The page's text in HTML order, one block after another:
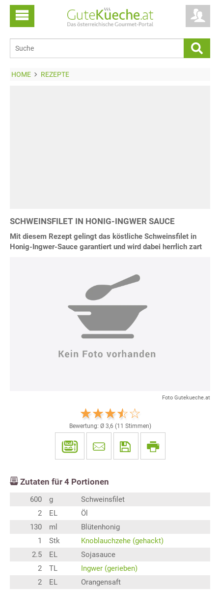
HOME REZEPTE
SCHWEINSFILET IN HONIG-INGWER SAUCE
Mit diesem Rezept gelingt das köstliche Schweinsfilet in
Honig-Ingwer-Sauce garantiert und wird dabei herrlich zart
Foto Gutekueche.at
Bewertung: Ø 3,6 (11 Stimmen)
Zutaten für 4 Portionen
600 g
Schweinsfilet
2
EL
Öl
130
ml
Blütenhonig
1
Stk
Knoblauchzehe (gehackt)
2.5
EL
Sojasauce
2
TL
Ingwer (gerieben)
2
EL
Orangensaft